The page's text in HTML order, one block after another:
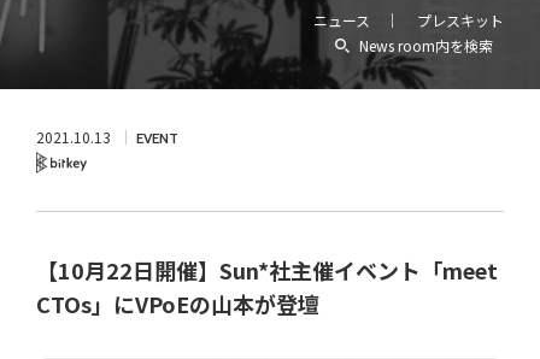
ニュース
プレスキット
News room内を検索
2021.10.13 EVENT
【10月22日開催】Sun*社主催イベント「meet
CTOs」にVPoEの山本が登壇